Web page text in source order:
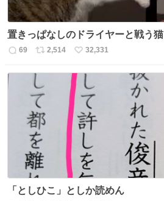
置きっぱなしのドライヤーと戦う猫
返
数
69
リ
ス
ト
数
2,514
い
ね
数
32,331
「としひこ」としか読めん